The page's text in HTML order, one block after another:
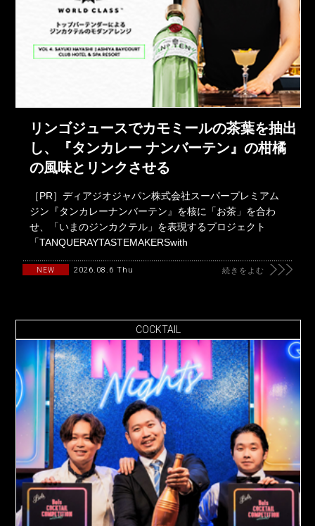
リンゴジュースでカモミールの茶葉を抽出
し、『タンカレー ナンバーテン』の柑橘
の風味とリンクさせる
［PR］ディアジオジャパン株式会社スーパープレミアム
ジン『タンカレーナンバーテン』を核に「お茶」を合わ
せ、「いまのジンカクテル」を表現するプロジェクト
「TANQUERAYTASTEMAKERSwith
NEW 2026.08.6 Thu 続きをよむ
COCKTAIL